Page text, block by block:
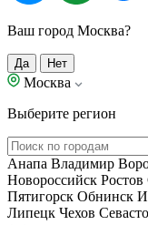
Ваш город Москва?
Да Нет
Москва
Выберите регион
Анапа Владимир
Новороссийск Ростов
Пятигорск Обнинск
Липецк Чехов